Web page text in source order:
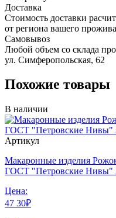
Доставка
Стоимость доставки
от региона вашего
Самовывоз
Любой объем со склада
ул. Симферопольская, 62
Похожие товары
В наличии
Артикул
Макаронные изделия
ГОСТ "Петровские Нивы"
Цена:
47 30₽